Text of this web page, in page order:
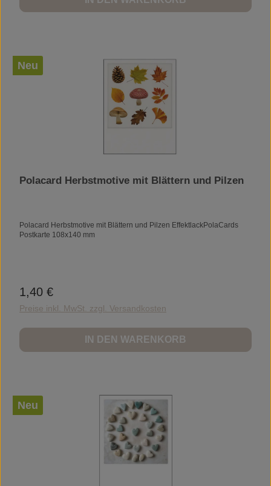
Neu
Polacard Herbstmotive mit Blättern und Pilzen
Polacard Herbstmotive mit Blättern und Pilzen EffektlackPolaCards
Postkarte 108x140 mm
Regulärer Preis:
1,40 €
Preise inkl. MwSt. zzgl. Versandkosten
IN DEN WARENKORB
Neu